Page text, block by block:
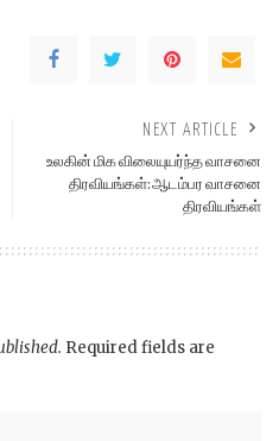
NEXT ARTICLE
உலகின் மிக விலையுயர்ந்த வாசனை
திரவியங்கள்: ஆடம்பர வாசனை
திரவியங்கள்
Required fields are